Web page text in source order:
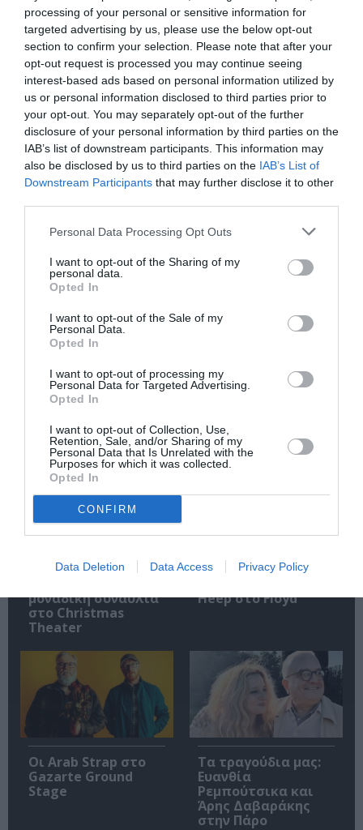
processing of your personal or sensitive information for
targeted advertising by us, please use the below opt-out
section to confirm your selection. Please note that after your
opt-out request is processed you may continue seeing
interest-based ads based on personal information utilized by
us or personal information disclosed to third parties prior to
your opt-out. You may separately opt-out of the further
disclosure of your personal information by third parties on the
IAB’s list of downstream participants. This information may
also be disclosed by us to third parties on the IAB’s List of
Downstream Participants that may further disclose it to other
Personal Data Processing Opt Outs
I want to opt-out of the Sharing of my
personal data.
Opted In
I want to opt-out of the Sale of my
Personal Data.
Opted In
I want to opt-out of processing my
Personal Data for Targeted Advertising.
Opted In
I want to opt-out of Collection, Use,
Retention, Sale, and/or Sharing of my
Personal Data that Is Unrelated with the
Purposes for which it was collected.
Opted In
CONFIRM
Data Deletion Data Access Privacy Policy
Πολιτισμό στο Culturenow.gr
Νέοι Διαγωνισμοί❯
Tags
ΔΩΡΕΑΝ ΕΚΔΗΛΩΣΕΙΣ
ΕΝΤΕΧΝΟ - ΛΑΪΚΟ - ΠΑΡΑΔΟΣΙΑΚΗ
ΚΑΛΟΚΑΙΡΙΝΕΣ ΣΥΝΑΥΛΙΕΣ
ΣΥΝΑΥΛΙΕΣ 2026
Newsletter
την Τέχνη και τον Πολιτισμό!
Σχετικά Άρθρα
Mania The Abba
μοναδική συναυλία
στο Christmas
Theater
The Magician’s
Heep στο Floyd
Οι Arab Strap στο
Gazarte Ground
Stage
Τα τραγούδια μας:
Ευανθία
Ρεμπούτσικα και
Άρης Δαβαράκης
στην Πάρο